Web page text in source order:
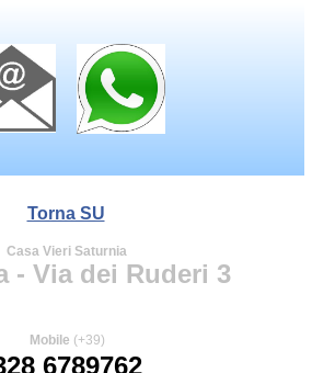
Torna SU
Casa Vieri Saturnia
- Via dei Ruderi 3
Mobile (+39)
6789762